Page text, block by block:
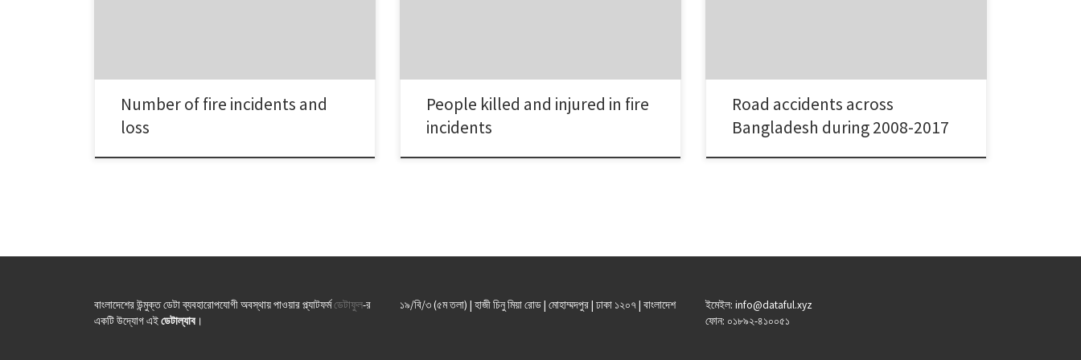
Number of fire incidents and
loss
People killed and injured in fire
incidents
Road accidents across
Bangladesh during 2008-2017
বাংলাদেশের উন্মুক্ত ডেটা ব্যবহারোপযোগী অবস্থায় পাওয়ার প্ল্যাটফর্মডেটাফুল-র
একটি উদ্যোগ এইডেটাল্যাব ।
১৯/বি/৩ (৫ম তলা) | হাজী চিনু মিয়া রোড | মোহাম্মদপুর | ঢাকা ১২০৭ | বাংলাদেশ
ইমেইল: info@dataful.xyz
ফোন: ০১৮৯২-৪১০০৫১